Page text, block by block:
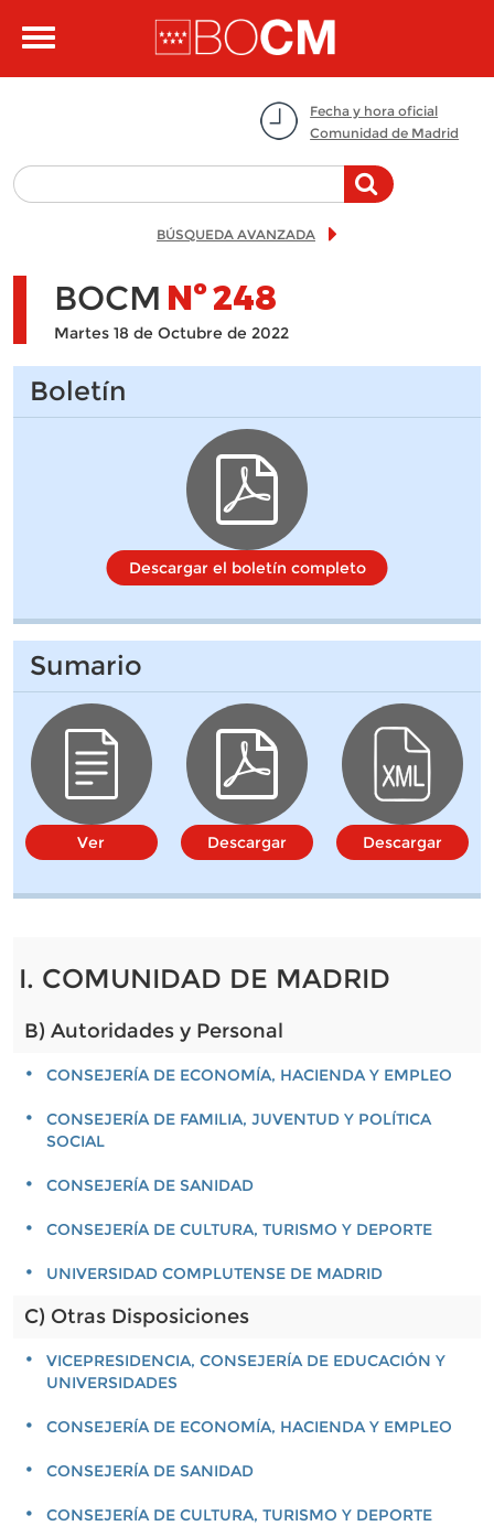
Toggle
Fecha y hora oficial
Comunidad de Madrid
BÚSQUEDA AVANZADA
BOCM Nº248
Martes 18 de Octubre de 2022
Boletín
Descargar el boletín completo
Sumario
Ver Descargar Descargar
I. COMUNIDAD DE MADRID
B) Autoridades y Personal
CONSEJERÍA DE ECONOMÍA, HACIENDA Y EMPLEO
CONSEJERÍA DE FAMILIA, JUVENTUD Y POLÍTICA
SOCIAL
CONSEJERÍA DE SANIDAD
CONSEJERÍA DE CULTURA, TURISMO Y DEPORTE
UNIVERSIDAD COMPLUTENSE DE MADRID
C) Otras Disposiciones
VICEPRESIDENCIA, CONSEJERÍA DE EDUCACIÓN Y
UNIVERSIDADES
CONSEJERÍA DE ECONOMÍA, HACIENDA Y EMPLEO
CONSEJERÍA DE SANIDAD
CONSEJERÍA DE CULTURA, TURISMO Y DEPORTE